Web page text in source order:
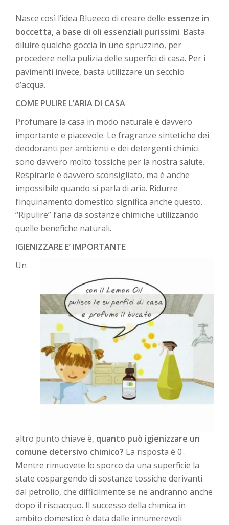
Nasce così l’idea Blueeco di creare delle essenze in
boccetta, a base di oli essenziali purissimi. Basta
diluire qualche goccia in uno spruzzino, per
procedere nella pulizia delle superfici di casa. Per i
pavimenti invece, basta utilizzare un secchio
d’acqua.
COME PULIRE L’ARIA DI CASA
Profumare la casa in modo naturale è davvero
importante e piacevole. Le fragranze sintetiche dei
deodoranti per ambienti e dei detergenti chimici
sono davvero molto tossiche per la nostra salute.
Respirarle è davvero sconsigliato, ma è anche
impossibile quando si parla di aria. Ridurre
l’inquinamento domestico significa anche questo.
“Ripulire” l’aria da sostanze chimiche utilizzando
quelle benefiche naturali.
IGIENIZZARE E’ IMPORTANTE
Un
altro punto chiave è, quanto può igienizzare un
comune detersivo chimico? La risposta è 0 .
Mentre rimuovete lo sporco da una superficie la
state cospargendo di sostanze tossiche derivanti
dal petrolio, che difficilmente se ne andranno anche
dopo il risciacquo. Il successo della chimica in
ambito domestico è data dalle innumerevoli